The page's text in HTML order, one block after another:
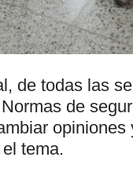
de todas las
de
opiniones
tema.